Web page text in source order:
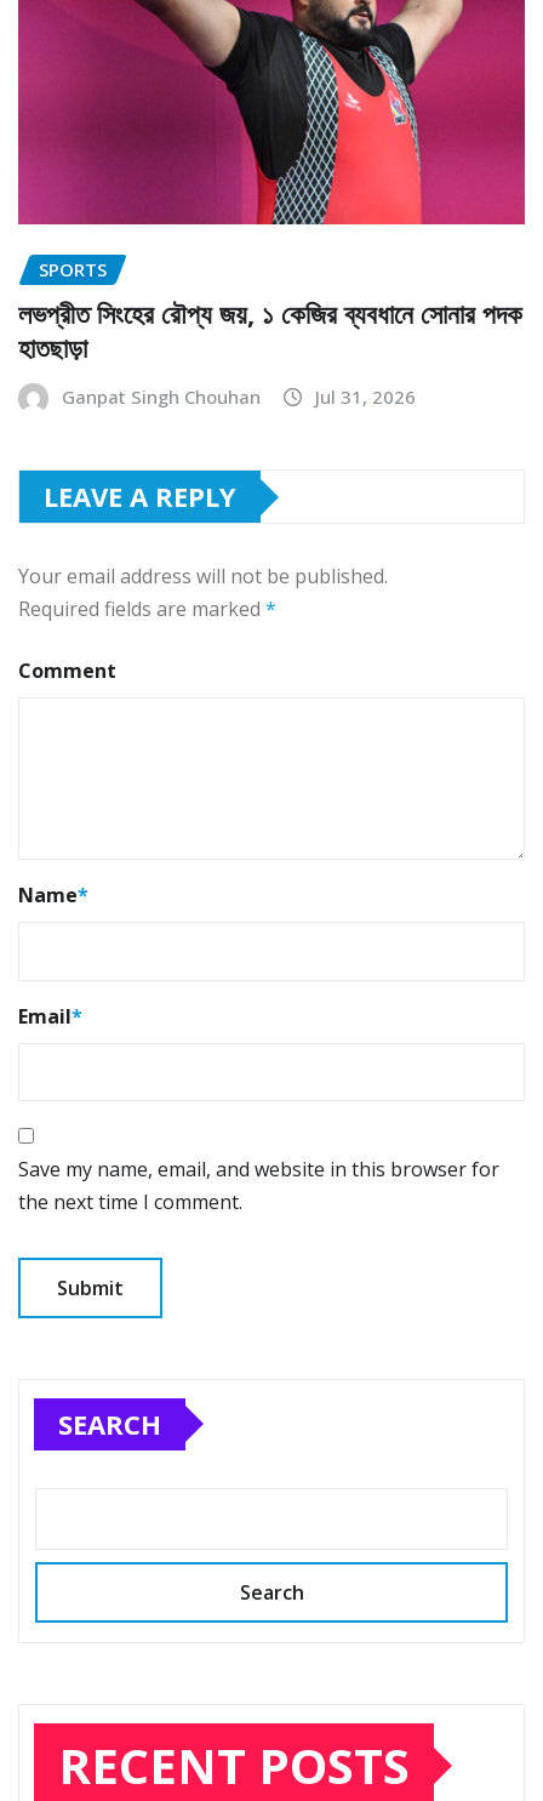
SPORTS
লভপ্রীত সিংহের রৌপ্য জয়, ১ কেজির ব্যবধানে সোনার পদক
হাতছাড়া
Ganpat Singh Chouhan Jul 31, 2026
LEAVE A REPLY
Your email address will not be published.
Required fields are marked *
Comment
Name*
Email*
Save my name, email, and website in this browser for
the next time I comment.
SEARCH
Search
RECENT POSTS